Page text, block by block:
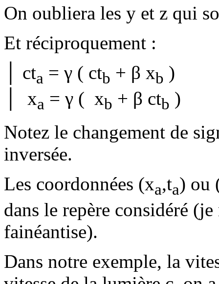
On oubliera les y et z qui
Et réciproquement :
│ cta = γ ( ctb + β xb )
│ xa = γ ( xb + β ctb )
Notez le changement de
inversée.
Les coordonnées (xa,ta) ou
dans le repère considéré
fainéantise).
Dans notre exemple, la